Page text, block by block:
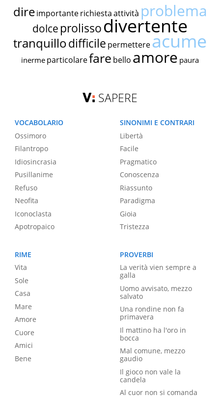
dire importante richiestaattività problema
dolce prolissodivertente
tranquillodifficile permettereacume
inerme particolarefare bello amore paura
SAPERE
VOCABOLARIO
Ossimoro
Filantropo
Idiosincrasia
Pusillanime
Refuso
Neofita
Iconoclasta
Apotropaico
SINONIMI E CONTRARI
Libertà
Facile
Pragmatico
Conoscenza
Riassunto
Paradigma
Gioia
Tristezza
RIME
Vita
Sole
Casa
Mare
Amore
Cuore
Amici
Bene
PROVERBI
La verità vien sempre a
galla
Uomo avvisato, mezzo
salvato
Una rondine non fa
primavera
Il mattino ha l'oro in
bocca
Mal comune, mezzo
gaudio
Il gioco non vale la
candela
Al cuor non si comanda